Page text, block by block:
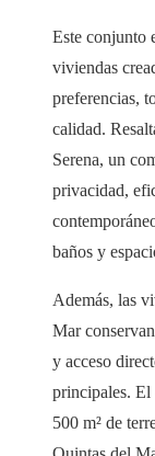
Este conjunto
viviendas
preferencias,
calidad.
Serena, un
privacidad,
baños y
Además, las
Mar
y acceso
principales. El
500 m² de